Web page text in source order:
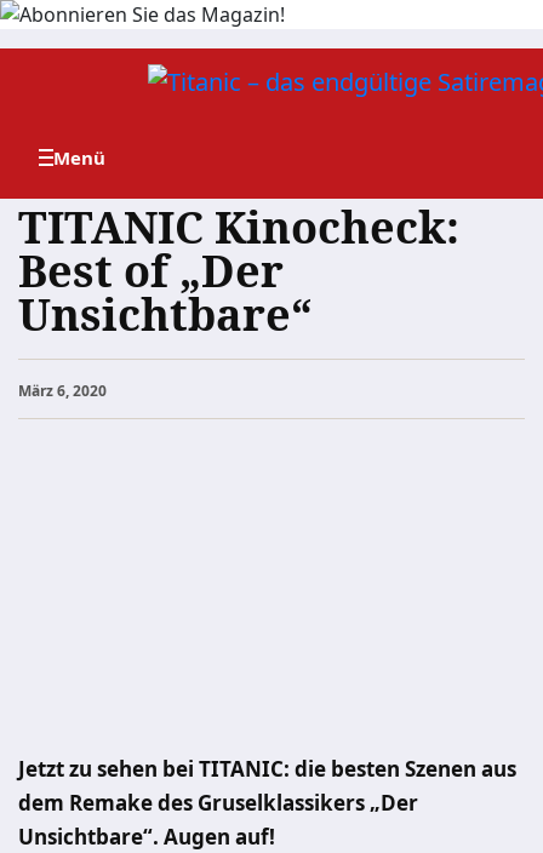
Zum
TITANIC Kinocheck:
Best of „Der
Unsichtbare“
März 6, 2020
Jetzt zu sehen bei TITANIC: die besten Szenen aus
dem Remake des Gruselklassikers „Der
Unsichtbare“. Augen auf!